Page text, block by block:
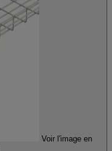
Voir l'image en